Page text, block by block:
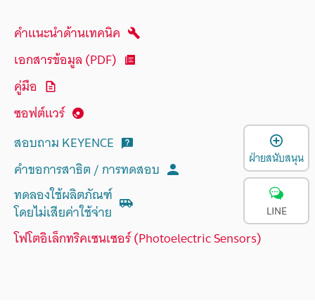
คำแนะนำด้านเทคนิค
เอกสารข้อมูล (PDF)
คู่มือ
ซอฟต์แวร์
สอบถาม KEYENCE
คำขอการสาธิต / การทดสอบ
ทดลองใช้ผลิตภัณฑ์
โดยไม่เสียค่าใช้จ่าย
โฟโตอิเล็กทริคเซนเซอร์ (Photoelectric Sensors)
ฝ่ายสนับสนุน
LINE